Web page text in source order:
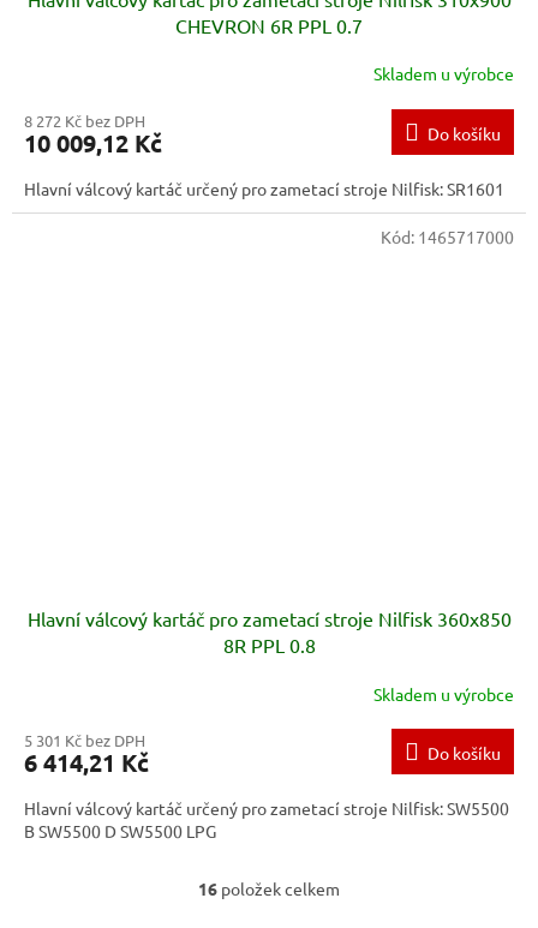
CHEVRON 6R PPL 0.7
Skladem u výrobce
8 272 Kč bez DPH
10 009,12 Kč Do košíku
Hlavní válcový kartáč určený pro zametací stroje Nilfisk: SR1601
Hlavní válcový kartáč pro zametací stroje Nilfisk 360x850
8R PPL 0.8
Skladem u výrobce
5 301 Kč bez DPH
6 414,21 Kč Do košíku
Hlavní válcový kartáč určený pro zametací stroje Nilfisk: SW5500
B SW5500 D SW5500 LPG
Kód: 1465717000
O
16 položek celkem